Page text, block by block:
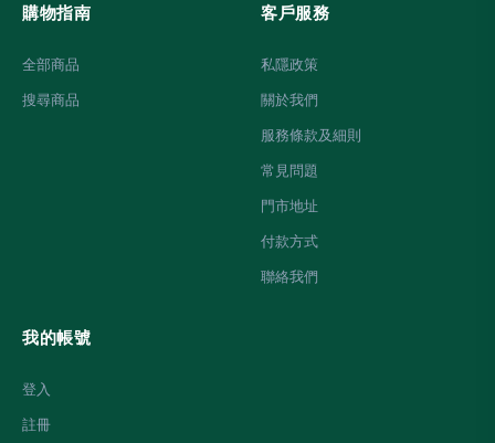
購物指南
全部商品
搜尋商品
客戶服務
私隱政策
關於我們
服務條款及細則
常見問題
門市地址
付款方式
聯絡我們
我的帳號
登入
註冊